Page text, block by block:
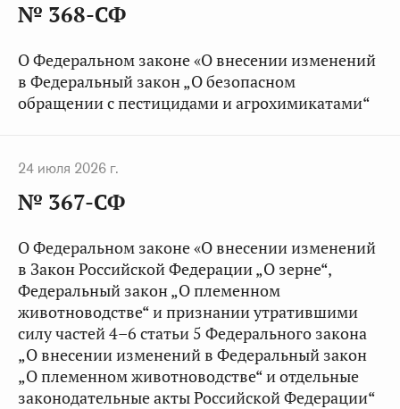
№ 368-СФ
О Федеральном законе «О внесении изменений
в Федеральный закон „О безопасном
обращении с пестицидами и агрохимикатами“
24 июля 2026 г.
№ 367-СФ
О Федеральном законе «О внесении изменений
в Закон Российской Федерации „О зерне“,
Федеральный закон „О племенном
животноводстве“ и признании утратившими
силу частей 4–6 статьи 5 Федерального закона
„О внесении изменений в Федеральный закон
„О племенном животноводстве“ и отдельные
законодательные акты Российской Федерации“